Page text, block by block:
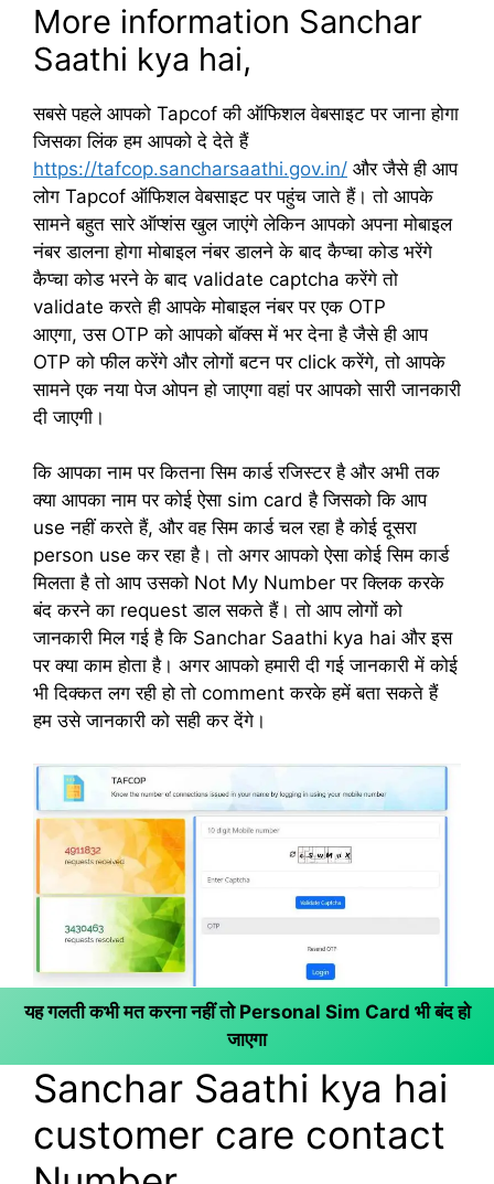
More information Sanchar
Saathi kya hai,
सबसे पहले आपको Tapcof की ऑफिशल वेबसाइट पर जाना होगा
जिसका लिंक हम आपको दे देते हैं
https://tafcop.sancharsaathi.gov.in/ और जैसे ही आप
लोग Tapcof ऑफिशल वेबसाइट पर पहुंच जाते हैं। तो आपके
सामने बहुत सारे ऑप्शंस खुल जाएंगे लेकिन आपको अपना मोबाइल
नंबर डालना होगा मोबाइल नंबर डालने के बाद कैप्चा कोड भरेंगे
कैप्चा कोड भरने के बाद validate captcha करेंगे तो
validate करते ही आपके मोबाइल नंबर पर एक OTP
आएगा, उस OTP को आपको बॉक्स में भर देना है जैसे ही आप
OTP को फील करेंगे और लोगों बटन पर click करेंगे, तो आपके
सामने एक नया पेज ओपन हो जाएगा वहां पर आपको सारी जानकारी
दी जाएगी।
कि आपका नाम पर कितना सिम कार्ड रजिस्टर है और अभी तक
क्या आपका नाम पर कोई ऐसा sim card है जिसको कि आप
use नहीं करते हैं, और वह सिम कार्ड चल रहा है कोई दूसरा
person use कर रहा है। तो अगर आपको ऐसा कोई सिम कार्ड
मिलता है तो आप उसको Not My Number पर क्लिक करके
बंद करने का request डाल सकते हैं। तो आप लोगों को
जानकारी मिल गई है कि Sanchar Saathi kya hai और इस
पर क्या काम होता है। अगर आपको हमारी दी गई जानकारी में कोई
भी दिक्कत लग रही हो तो comment करके हमें बता सकते हैं
हम उसे जानकारी को सही कर देंगे।
यह गलती कभी मत करना नहीं तो Personal Sim Card भी बंद हो
जाएगा
Sanchar Saathi kya hai
customer care contact